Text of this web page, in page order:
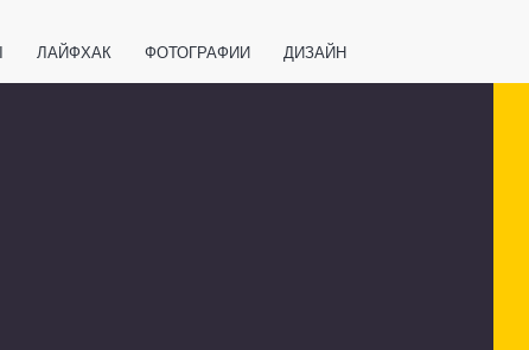
ЛАЙФХАК ФОТОГРАФИИ ДИЗАЙН